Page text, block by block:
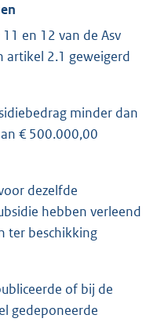
en 12 van de Asv
artikel 2.1 geweigerd
minder dan
€ 500.000,00
dezelfde
hebben verleend
ter beschikking
of bij de
gedeponeerde